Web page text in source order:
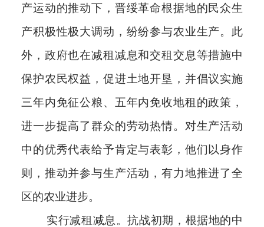
产运动的推动下，晋绥革命根据地的民众生
产积极性极大调动，纷纷参与农业生产。此
外，政府也在减租减息和交租交息等措施中
保护农民权益，促进土地开垦，并倡议实施
三年内免征公粮、五年内免收地租的政策，
进一步提高了群众的劳动热情。对生产活动
中的优秀代表给予肯定与表彰，他们以身作
则，推动并参与生产活动，有力地推进了全
区的农业进步。
实行减租减息。抗战初期，根据地的中